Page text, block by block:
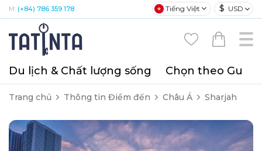
M: (+84) 786 359 178 Tiếng Việt $ USD
Du lịch & Chất lượng sống Chọn theo Gu
Trang chủ Thông tin Điểm đến Châu Á Sharjah